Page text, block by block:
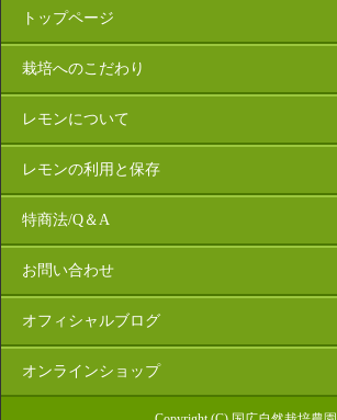
トップページ
栽培へのこだわり
レモンについて
レモンの利用と保存
特商法/Q＆A
お問い合わせ
オフィシャルブログ
オンラインショップ